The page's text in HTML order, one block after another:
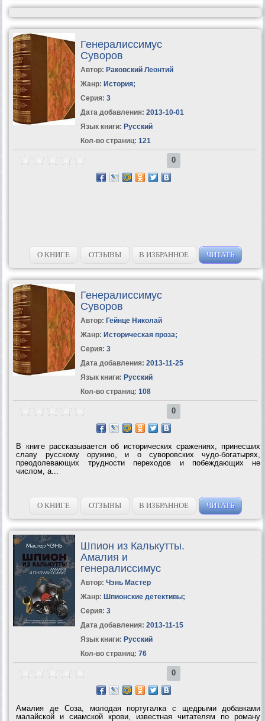
Генералиссимус
Суворов
Автор: Раковский Леонтий
Жанр: История;
Серия: 3
Дата добавления: 2013-10-01
Язык книги: Русский
Кол-во страниц: 121
0
О КНИГЕ ОТЗЫВЫ В ИЗБРАННОЕ ЧИТАТЬ
Генералиссимус
Суворов
Автор: Гейнце Николай
Жанр: Историческая проза;
Серия: 3
Дата добавления: 2013-11-25
Язык книги: Русский
Кол-во страниц: 108
0
В книге рассказывается об исторических сражениях, принесших
славу русскому оружию, и о суворовских чудо-богатырях,
преодолевающих трудности переходов и побеждающих не
числом, а...
О КНИГЕ ОТЗЫВЫ В ИЗБРАННОЕ ЧИТАТЬ
Шпион из Калькутты.
Амалия и
генералиссимус
Автор: Чэнь Мастер
Жанр: Шпионские детективы;
Серия: 3
Дата добавления: 2013-11-15
Язык книги: Русский
Кол-во страниц: 76
0
Амалия де Соза, молодая португалка с щедрыми добавками
малайской и сиамской крови, известная читателям по роману